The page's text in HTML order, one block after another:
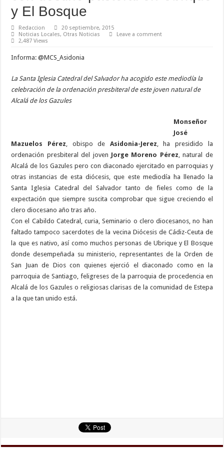
y El Bosque
Redaccion
20 septiembre, 2015
Noticias Locales, Otras Noticias
Leave a comment
2,487 Views
Informa: @MCS_Asidonia
La Santa Iglesia Catedral del Salvador ha acogido este mediodía la
celebración de la ordenación presbiteral de este joven natural de
Alcalá de los Gazules
Monseñor
José
Mazuelos Pérez , obispo de Asidonia-Jerez , ha presidido la
ordenación presbiteral del joven Jorge Moreno Pérez , natural de
Alcalá de los Gazules pero con diaconado ejercitado en parroquias y
otras instancias de esta diócesis, que este mediodía ha llenado la
Santa Iglesia Catedral del Salvador tanto de fieles como de la
expectación que siempre suscita comprobar que sigue creciendo el
clero diocesano año tras año.
Con el Cabildo Catedral, curia, Seminario o clero diocesanos, no han
faltado tampoco sacerdotes de la vecina Diócesis de Cádiz-Ceuta de
la que es nativo, así como muchos personas de Ubrique y El Bosque
donde desempeñada su ministerio, representantes de la Orden de
San Juan de Dios con quienes ejerció el diaconado como en la
parroquia de Santiago, feligreses de la parroquia de procedencia en
Alcalá de los Gazules o religiosas clarisas de la comunidad de Estepa
a la que tan unido está.